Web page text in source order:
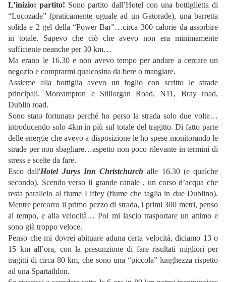
L’inizio: partito! Sono partito dall’Hotel con una bottiglietta di
“Lucozade” (praticamente uguale ad un Gatorade), una barretta
solida e 2 gel della “Power Bar”…circa 300 calorie da assorbire
in totale. Sapevo che ciò che avevo non era minimamente
sufficiente neanche per 30 km…
Ma erano le 16.30 e non avevo tempo per andare a cercare un
negozio e comprarmi qualcosina da bere o mangiare.
Assieme alla bottiglia avevo un foglio con scritto le strade
principali. Moreampton e Stillorgan Road, N11, Bray road,
Dublin road.
Sono stato fortunato perché ho perso la strada solo due volte…
introducendo solo 4km in più sul totale del tragitto. Di fatto parte
delle energie che avevo a disposizione le ho spese monitorando le
strade per non sbagliare…aspetto non poco rilevante in termini di
stress e scelte da fare.
Esco dall'Hotel Jurys Inn Christchurch alle 16.30 (e qualche
secondo). Scendo verso il grande canale , un corso d’acqua che
resta parallelo al fiume Liffey (fiume che taglia in due Dublino).
Mentre percorro il primo pezzo di strada, i primi 300 metri, penso
al tempo, e alla velocità… Poi mi lascio trasportare un attimo e
sono già troppo veloce.
Penso che mi dovrei abituare aduna certa velocità, diciamo 13 o
15 km all’ora, con la presunzione di fare risultati migliori per
tragitti di circa 80 km, che sono una “piccola” lunghezza rispetto
ad una Spartathlon.